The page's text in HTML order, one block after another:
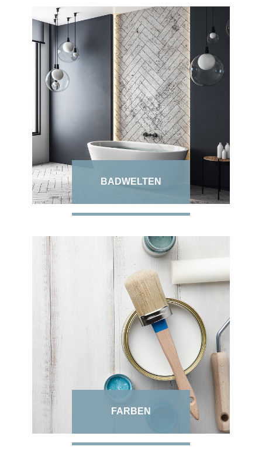
BADWELTEN
FARBEN